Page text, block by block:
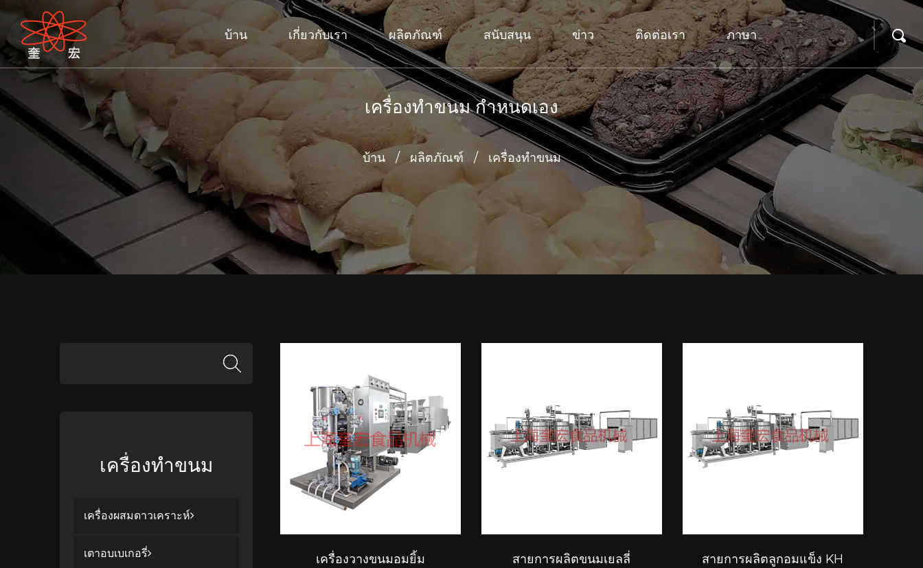
บ้าน เกี่ยวกับเรา ผลิตภัณฑ์ สนับสนุน ข่าว ติดต่อเรา ภาษา
เครื่องทำขนม กำหนดเอง
บ้าน / ผลิตภัณฑ์ / เครื่องทำขนม
เครื่องทำขนม
เครื่องผสมดาวเคราะห์
เตาอบเบเกอรี่ เครื่องวางขนมอมยิ้ม สายการผลิตขนมเยลลี่ สายการผลิตลูกอมแข็ง KH